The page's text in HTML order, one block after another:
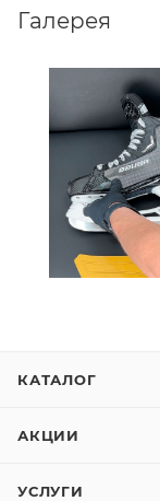
Supreme Mach Int
Галерея
КАТАЛОГ
АКЦИИ
УСЛУГИ